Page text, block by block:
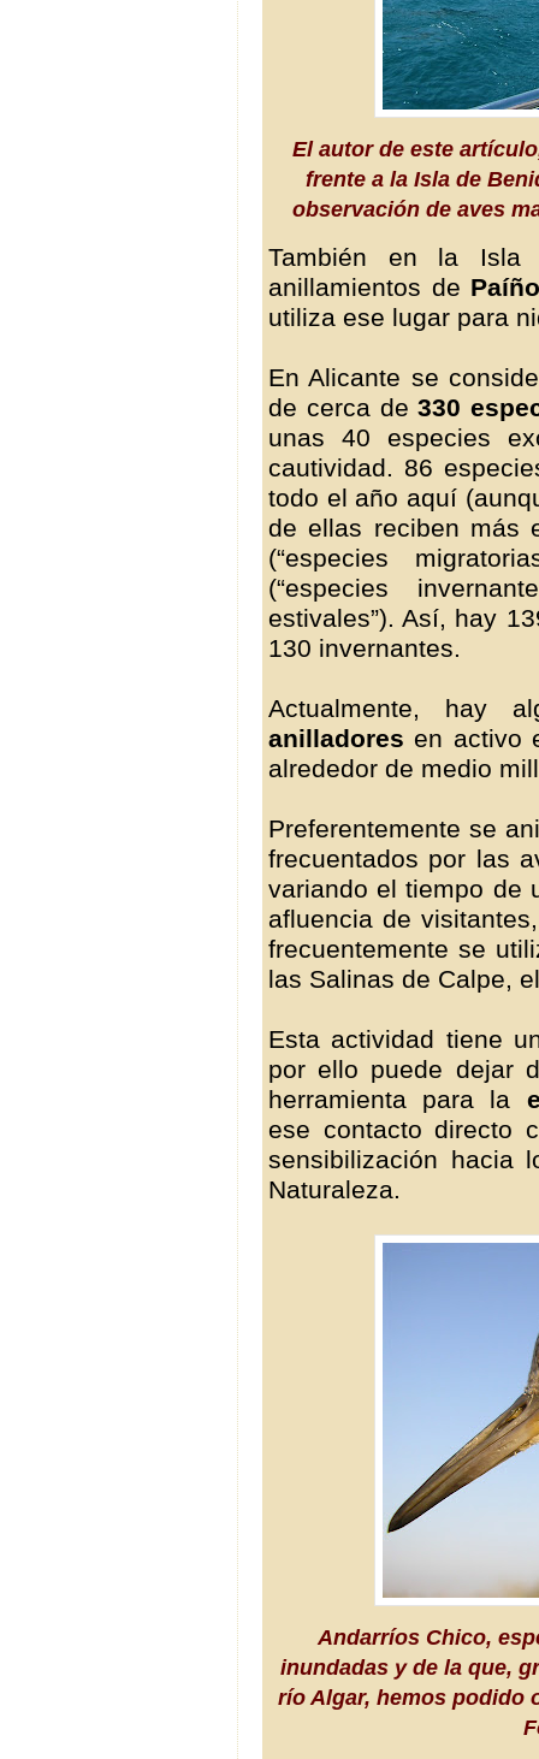
El autor de este
frente a la Isla de
observación de aves
También en la Isla
anillamientos de
utiliza ese lugar para
En Alicante se
de cerca de330
unas 40 especies
cautividad. 86
todo el año aquí
de ellas reciben más
(“especies
(“especies
estivales”). Así, hay
130 invernantes.
Actualmente, hay
anilladores en activo
alrededor de medio
Preferentemente se
frecuentados por las
variando el tiempo de
afluencia de
frecuentemente se
las Salinas de Calpe,
Esta actividad tiene
por ello puede dejar
herramienta para la
ese contacto directo
sensibilización hacia
Naturaleza.
Andarríos Chico,
inundadas y de la que,
río Algar, hemos podido